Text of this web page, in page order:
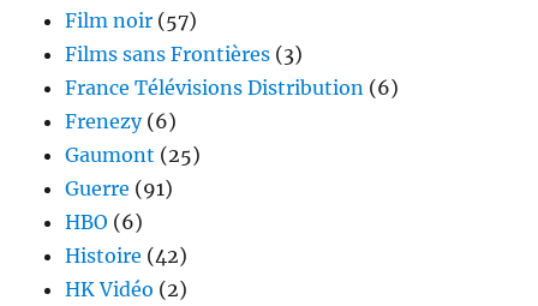
Film noir (57)
Films sans Frontières (3)
France Télévisions Distribution (6)
Frenezy(6)
Gaumont (25)
Guerre (91)
HBO (6)
Histoire (42)
HK Vidéo (2)